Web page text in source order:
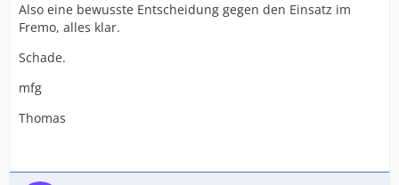
Also eine bewusste Entscheidung gegen den Einsatz im
Fremo, alles klar.
Schade.
mfg
Thomas